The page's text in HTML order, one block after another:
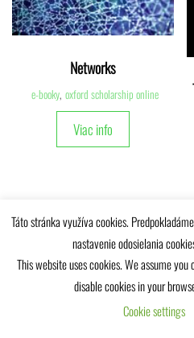
Networks
e-booky, oxford scholarship online
Viac info
Univerzitná knižnica
Táto stránka využíva cookies.
nastavenie odosielania
This website uses cookies. We assume
disable cookies in your
Cookie settings